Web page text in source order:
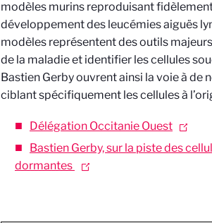
modèles murins reproduisant
développement des leucémies aiguës
modèles représentent des outils
de la maladie et identifier les cellules
Bastien Gerby ouvrent ainsi la voie à
ciblant spécifiquement les cellules à
Délégation Occitanie Ouest
Bastien Gerby, sur la piste des
dormantes